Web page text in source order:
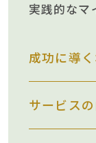
実践的なマ
成功に導
サービス